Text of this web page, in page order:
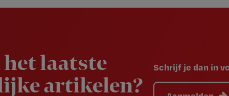
laatste
artikelen?
Schrijf je dan in